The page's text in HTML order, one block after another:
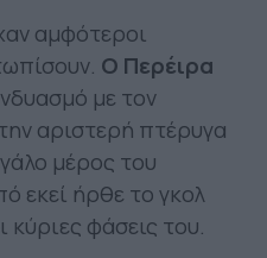
αμφότεροι
Ο Περέιρα
με τον
αριστερή πτέρυγα
μέρος του
εκεί ήρθε το γκολ
κύριες φάσεις του.